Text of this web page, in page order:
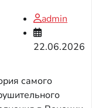
admin
22.06.2026
самого